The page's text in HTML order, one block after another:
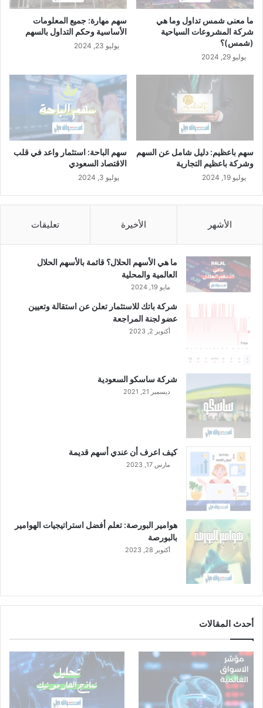
ما معنى شمس تداول وما هي
شركة المشروعات السياحية
(شمس)؟
يوليو 29, 2024
سهم مهارة: جميع المعلومات
الأساسية وحكم التداول بالسهم
يوليو 23, 2024
سهم باعظيم: دليل شامل عن السهم
وشركة باعظيم التجارية
يوليو 19, 2024
سهم الباحة: استثمار واعد في قلب
الاقتصاد السعودي
يوليو 3, 2024
الأشهر الأخيرة تعليقات
ما هي الأسهم الحلال؟ قائمة بالأسهم الحلال
العالمية والمحلية
مايو 19, 2024
شركة باتك للاستثمار تعلن عن استقالة وتعيين
عضو لجنة المراجعة
أكتوبر 2, 2023
شركة ساسكو السعودية
ديسمبر 21, 2021
كيف اعرف أن عندي أسهم قديمة
مارس 17, 2023
هوامير البورصة: تعلم أفضل استراتيجيات الهوامير
بالبورصة
أكتوبر 28, 2023
أحدث المقالات